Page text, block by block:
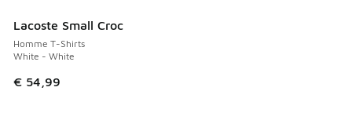
Lacoste Small Croc
Homme T-Shirts
White - White
€ 54,99